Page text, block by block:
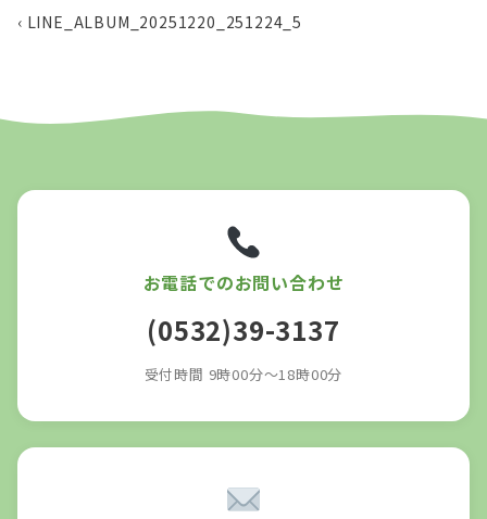
‹ LINE_ALBUM_20251220_251224_5
お電話でのお問い合わせ
(0532)39-3137
受付時間 9時00分～18時00分